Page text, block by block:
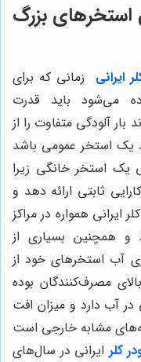
استخرهای بزرگ
ایرانی
زمانی که برای
می‌شود باید قدرت
آلودگی متفاوت را از
یک استخر عمومی باشد
استخر خانگی زیرا
ثابتی ارائه دهد و
همواره در مراکز
و همچنین بسیاری از
آب استخرهای خود از
مصرف‌کنندگان بوده
در آب دارد و میزان افت
مشابه خارجی است
کلر ایرانی در سال‌های